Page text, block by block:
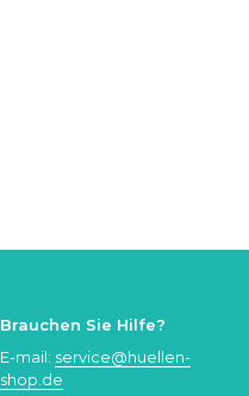
Brauchen Sie Hilfe?
E-mail: service@huellen-
shop.de